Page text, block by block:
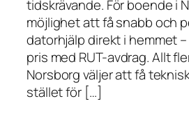
tidskrävande. För boende i
möjlighet att få snabb och
datorhjälp direkt i hemmet
pris med RUT-avdrag. Allt
Norsborg väljer att få
stället för […]